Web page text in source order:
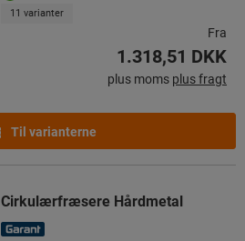
11 varianter
Fra
1.318,51 DKK
plus moms plus fragt
Til varianterne
Cirkulærfræsere Hårdmetal